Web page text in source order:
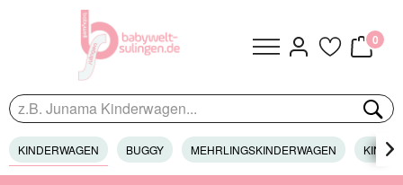
0
KINDERWAGEN BUGGY MEHRLINGSKINDERWAGEN 